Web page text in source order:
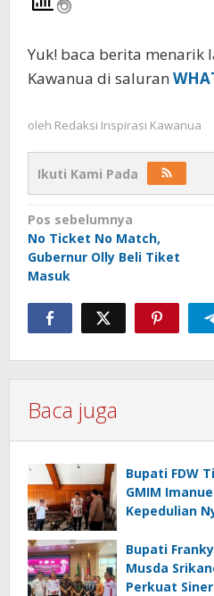
Yuk! baca berita menarik
Kawanua di saluran
oleh Redaksi Inspirasi Kawanua
Ikuti Kami Pada
Navigasi
pos
Pos sebelumnya
No Ticket No Match,
Gubernur Olly Beli Tiket
Masuk
Baca juga
Bupati FDW
GMIM
Kepedulian
Terdampak
Bupati
Musda
Perkuat